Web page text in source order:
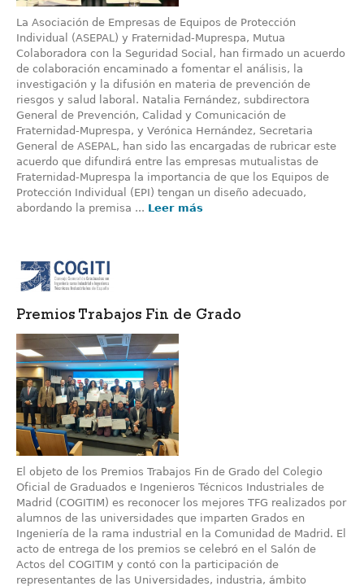
La Asociación de Empresas de Equipos de Protección
Individual (ASEPAL) y Fraternidad-Muprespa, Mutua
Colaboradora con la Seguridad Social, han firmado un acuerdo
de colaboración encaminado a fomentar el análisis, la
investigación y la difusión en materia de prevención de
riesgos y salud laboral. Natalia Fernández, subdirectora
General de Prevención, Calidad y Comunicación de
Fraternidad-Muprespa, y Verónica Hernández, Secretaria
General de ASEPAL, han sido las encargadas de rubricar este
acuerdo que difundirá entre las empresas mutualistas de
Fraternidad-Muprespa la importancia de que los Equipos de
Protección Individual (EPI) tengan un diseño adecuado,
abordando la premisa ... Leer más
Premios Trabajos Fin de Grado
El objeto de los Premios Trabajos Fin de Grado del Colegio
Oficial de Graduados e Ingenieros Técnicos Industriales de
Madrid (COGITIM) es reconocer los mejores TFG realizados por
alumnos de las universidades que imparten Grados en
Ingeniería de la rama industrial en la Comunidad de Madrid. El
acto de entrega de los premios se celebró en el Salón de
Actos del COGITIM y contó con la participación de
representantes de las Universidades, industria, ámbito